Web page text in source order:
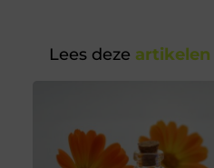
Lees deze artikelen